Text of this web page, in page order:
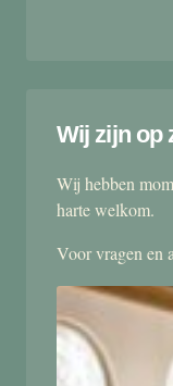
Wij zijn op
Wij hebben
harte welkom.
Voor vragen en